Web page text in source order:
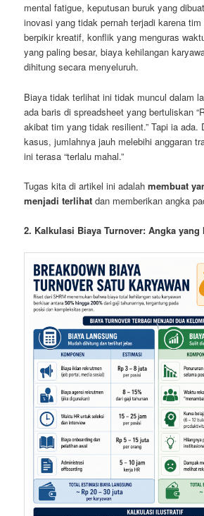
mental fatigue, keputusan buruk yang
inovasi yang tidak pernah terjadi karena
berpikir kreatif, konflik yang menguras
yang paling besar, biaya kehilangan
dihitung secara menyeluruh.
Biaya tidak terlihat ini tidak muncul dalam
ada baris di spreadsheet yang bertuliskan
akibat tim yang tidak resilient.” Tapi ia ada.
kasus, jumlahnya jauh melebihi anggaran
ini terasa “terlalu mahal.”
Tugas kita di artikel ini adalahmembuat
menjadi terlihat dan memberikan angka
2. Kalkulasi Biaya Turnover: Angka yang